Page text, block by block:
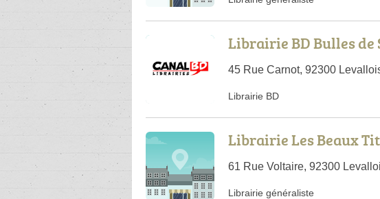
Librairie BD Bulles de
45 Rue Carnot, 92300
Librairie BD
Librairie Les Beaux
61 Rue Voltaire, 92300
Librairie généraliste